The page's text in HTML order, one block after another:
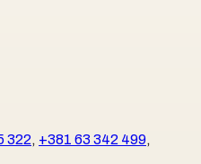
322, +381 63 342 499,